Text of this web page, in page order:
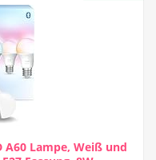
A60 Lampe, Weiß und